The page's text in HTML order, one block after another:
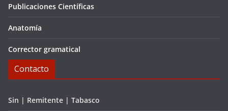
Publicaciones Científicas
Anatomía
Corrector gramatical
Contacto
Sin | Remitente | Tabasco